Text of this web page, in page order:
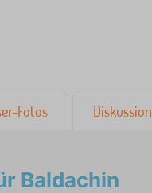
Fotos Diskussion
Baldachin